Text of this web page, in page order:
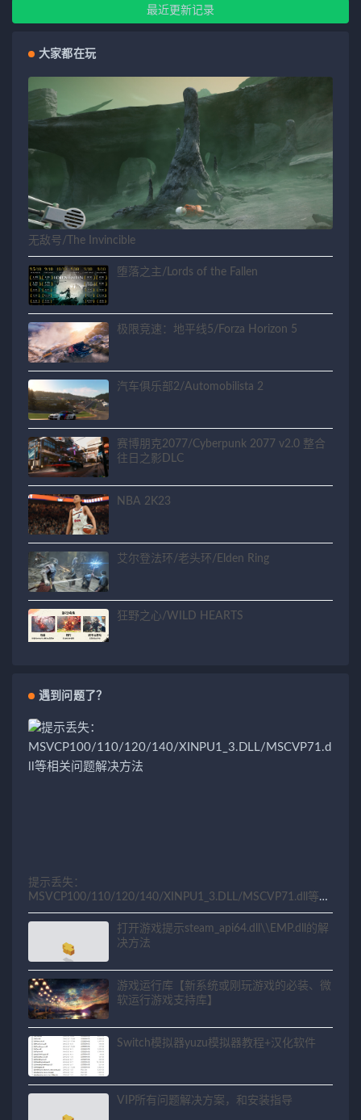
最近更新记录
大家都在玩
无敌号/The Invincible
堕落之主/Lords of the Fallen
极限竞速：地平线5/Forza Horizon 5
汽车俱乐部2/Automobilista 2
赛博朋克2077/Cyberpunk 2077 v2.0 整合
往日之影DLC
NBA 2K23
艾尔登法环/老头环/Elden Ring
狂野之心/WILD HEARTS
遇到问题了？
提示丢失：
MSVCP100/110/120/140/XINPU1_3.DLL/MSCVP71.dll等相
关问题解决方法
打开游戏提示steam_api64.dll\\EMP.dll的解
决方法
游戏运行库【新系统或刚玩游戏的必装、微
软运行游戏支持库】
Switch模拟器yuzu模拟器教程+汉化软件
VIP所有问题解决方案，和安装指导